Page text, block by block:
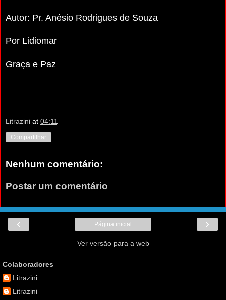
Autor: Pr. Anésio Rodrigues de Souza
Por Lidiomar
Graça e Paz
Litrazini at 04:11
Compartilhar
Nenhum comentário:
Postar um comentário
‹ ›
Página inicial
Ver versão para a web
Colaboradores
Litrazini
Litrazini